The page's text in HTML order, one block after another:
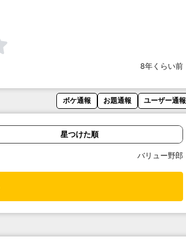
8年くらい前
ボケ通報 お題通報 ユーザー通報
星つけた順
バリュー野郎